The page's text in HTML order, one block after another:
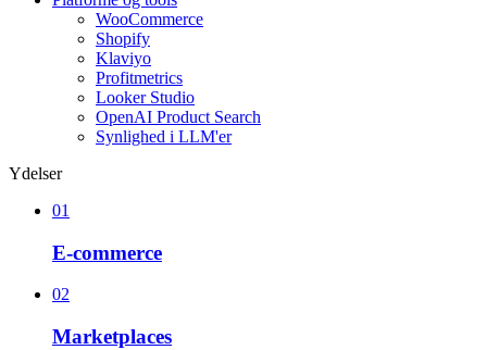
WooCommerce
Shopify
Klaviyo
Profitmetrics
Looker Studio
OpenAI Product Search
Synlighed i LLM'er
Ydelser
01
E-commerce
02
Marketplaces